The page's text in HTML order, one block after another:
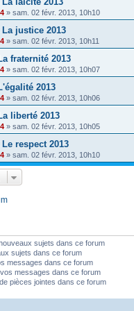
» sam. 02 févr. 2013, 10h10
justice 2013
» sam. 02 févr. 2013, 10h11
fraternité 2013
» sam. 02 févr. 2013, 10h07
2013
» sam. 02 févr. 2013, 10h06
liberté 2013
» sam. 02 févr. 2013, 10h05
respect 2013
» sam. 02 févr. 2013, 10h10
sujets dans ce forum
sujets dans ce forum
messages dans ce forum
messages dans ce forum
pièces jointes dans ce forum